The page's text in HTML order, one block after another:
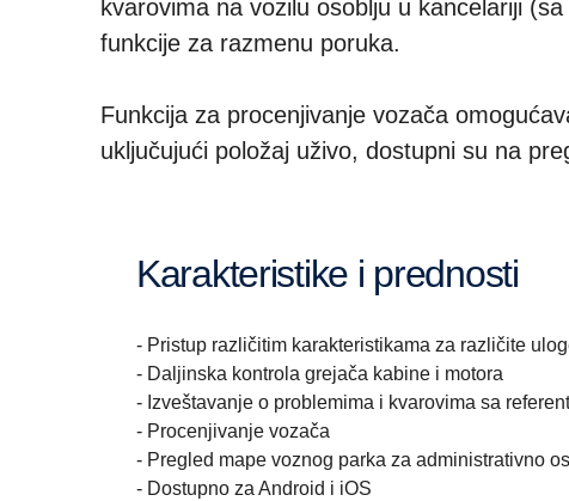
kvarovima na vozilu osoblju u kancelariji
funkcije za razmenu poruka.
Funkcija za procenjivanje vozača
uključujući položaj uživo, dostupni su na
karakteristike i prednosti
- Pristup različitim karakteristikama za različite
- Daljinska kontrola grejača kabine i motora
- Izveštavanje o problemima i kvarovima sa
- Procenjivanje vozača
- Pregled mape voznog parka za administrativno
- Dostupno za Android i iOS